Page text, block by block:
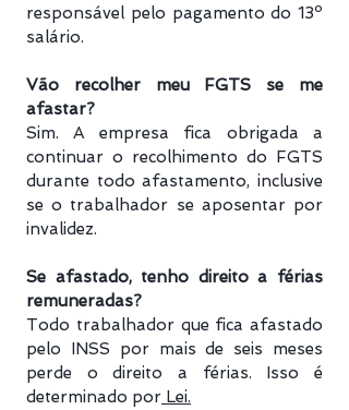
responsável pelo pagamento do 13º
salário.
Vão recolher meu FGTS se me
afastar?
Sim. A empresa fica obrigada a
continuar o recolhimento do FGTS
durante todo afastamento, inclusive
se o trabalhador se aposentar por
invalidez.
Se afastado, tenho direito a férias
remuneradas?
Todo trabalhador que fica afastado
pelo INSS por mais de seis meses
perde o direito a férias. Isso é
determinado por Lei.